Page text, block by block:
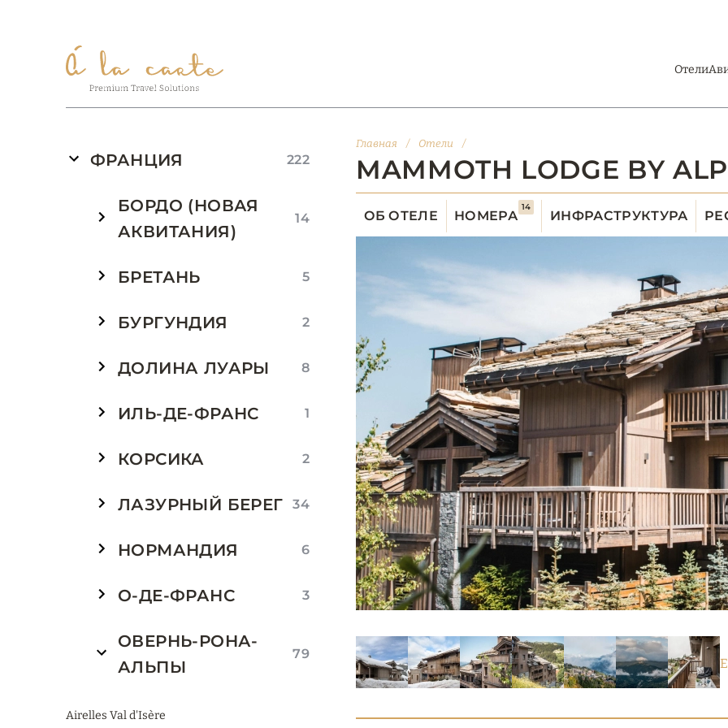
Отели
ФРАНЦИЯ 222
БОРДО (НОВАЯ
АКВИТАНИЯ)
14
БРЕТАНЬ 5
БУРГУНДИЯ 2
ДОЛИНА ЛУАРЫ 8
ИЛЬ-ДЕ-ФРАНС 1
КОРСИКА 2
ЛАЗУРНЫЙ БЕРЕГ 34
НОРМАНДИЯ 6
О-ДЕ-ФРАНС 3
ОВЕРНЬ-РОНА-
АЛЬПЫ
79
Airelles Val d'Isère
Главная / Отели /
MAMMOTH LODGE BY
ОБ ОТЕЛЕ НОМЕРА
14
ИНФРАСТРУКТУРА